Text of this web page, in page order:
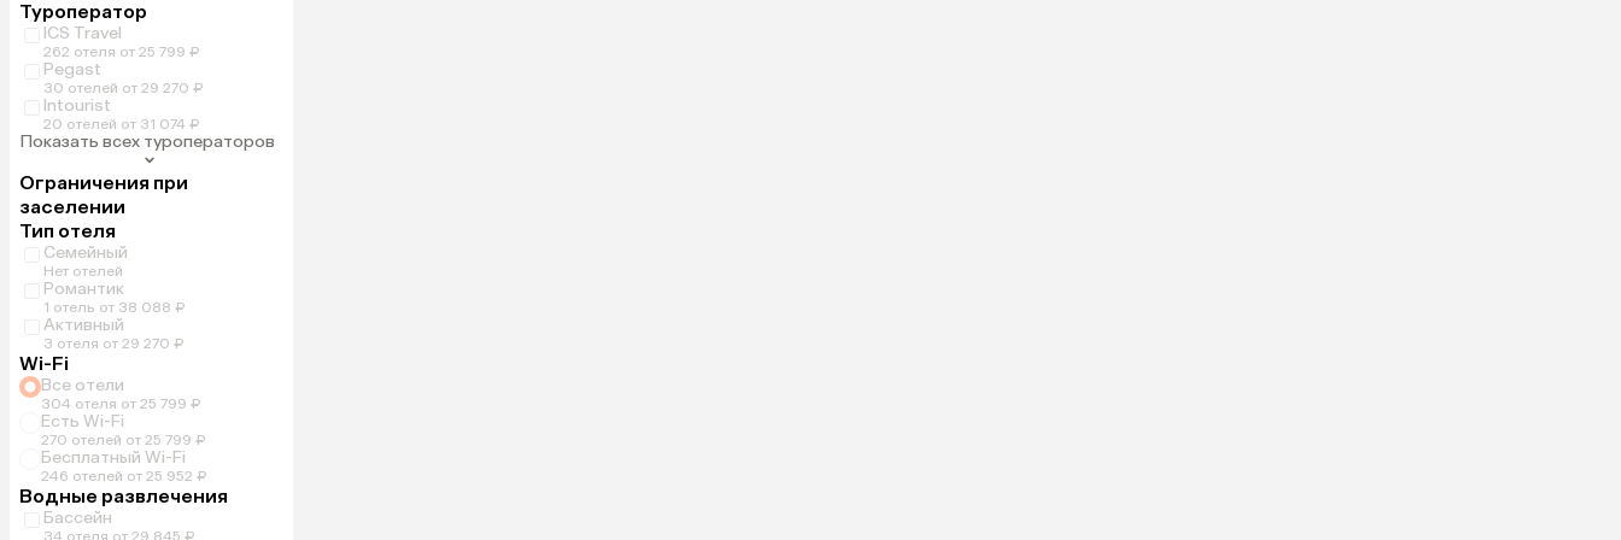
Туроператор
ICS Travel
262 отеля от 25 799 ₽
Pegast
30 отелей от 29 270 ₽
Intourist
20 отелей от 31 074 ₽
Показать всех туроператоров
Ограничения при
заселении
Тип отеля
Семейный
Нет отелей
Романтик
1 отель от 38 088 ₽
Активный
3 отеля от 29 270 ₽
Wi-Fi
Все отели
304 отеля от 25 799 ₽
Есть Wi-Fi
270 отелей от 25 799 ₽
Бесплатный Wi-Fi
246 отелей от 25 952 ₽
Водные развлечения
Бассейн
34 отеля от 29 845 ₽